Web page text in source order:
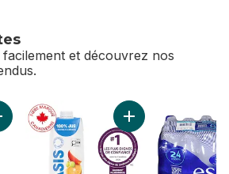
et découvrez nos
Concombres anglais au panier
Ajouter Jus